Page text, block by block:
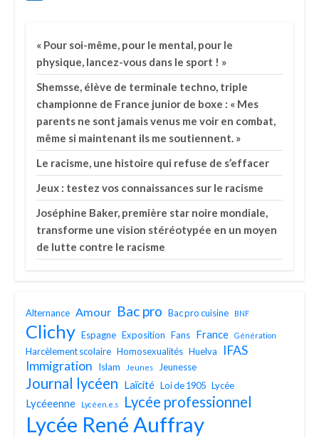
« Pour soi-même, pour le mental, pour le
physique, lancez-vous dans le sport ! »
Shemsse, élève de terminale techno, triple
championne de France junior de boxe : « Mes
parents ne sont jamais venus me voir en combat,
même si maintenant ils me soutiennent. »
Le racisme, une histoire qui refuse de s’effacer
Jeux : testez vos connaissances sur le racisme
Joséphine Baker, première star noire mondiale,
transforme une vision stéréotypée en un moyen
de lutte contre le racisme
Alternance Amour Bac pro Bac pro cuisine BNF
Clichy Espagne Exposition Fans France Génération
Harcèlement scolaire Homosexualités Huelva
IFAS
Immigration
Islam Jeunes Jeunesse
Journal lycéen Laïcité Loi de 1905 Lycée
Lycéeenne Lycéen.e.s Lycée professionnel
Lycée René Auffray